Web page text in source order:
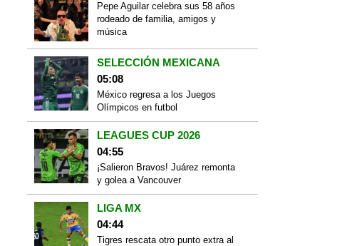
Pepe Aguilar celebra sus 58 años
rodeado de familia, amigos y
música
SELECCIÓN MEXICANA
05:08
México regresa a los Juegos
Olímpicos en futbol
LEAGUES CUP 2026
04:55
¡Salieron Bravos! Juárez remonta
y golea a Vancouver
LIGA MX
04:44
Tigres rescata otro punto extra al